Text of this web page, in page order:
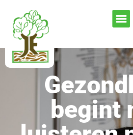
begint